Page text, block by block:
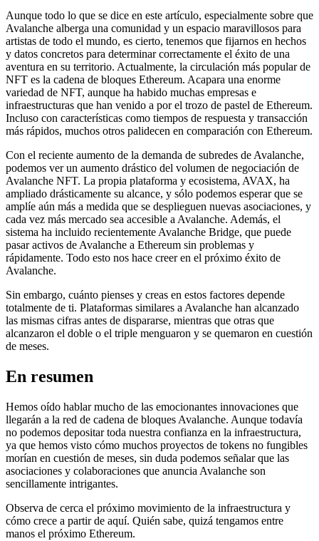
Aunque todo lo que se dice en este artículo, especialmente sobre que
Avalanche alberga una comunidad y un espacio maravillosos para
artistas de todo el mundo, es cierto, tenemos que fijarnos en hechos
y datos concretos para determinar correctamente el éxito de una
aventura en su territorio. Actualmente, la circulación más popular de
NFT es la cadena de bloques Ethereum. Acapara una enorme
variedad de NFT, aunque ha habido muchas empresas e
infraestructuras que han venido a por el trozo de pastel de Ethereum.
Incluso con características como tiempos de respuesta y transacción
más rápidos, muchos otros palidecen en comparación con Ethereum.
Con el reciente aumento de la demanda de subredes de Avalanche,
podemos ver un aumento drástico del volumen de negociación de
Avalanche NFT. La propia plataforma y ecosistema, AVAX, ha
ampliado drásticamente su alcance, y sólo podemos esperar que se
amplíe aún más a medida que se desplieguen nuevas asociaciones, y
cada vez más mercado sea accesible a Avalanche. Además, el
sistema ha incluido recientemente Avalanche Bridge, que puede
pasar activos de Avalanche a Ethereum sin problemas y
rápidamente. Todo esto nos hace creer en el próximo éxito de
Avalanche.
Sin embargo, cuánto pienses y creas en estos factores depende
totalmente de ti. Plataformas similares a Avalanche han alcanzado
las mismas cifras antes de dispararse, mientras que otras que
alcanzaron el doble o el triple menguaron y se quemaron en cuestión
de meses.
En resumen
Hemos oído hablar mucho de las emocionantes innovaciones que
llegarán a la red de cadena de bloques Avalanche. Aunque todavía
no podemos depositar toda nuestra confianza en la infraestructura,
ya que hemos visto cómo muchos proyectos de tokens no fungibles
morían en cuestión de meses, sin duda podemos señalar que las
asociaciones y colaboraciones que anuncia Avalanche son
sencillamente intrigantes.
Observa de cerca el próximo movimiento de la infraestructura y
cómo crece a partir de aquí. Quién sabe, quizá tengamos entre
manos el próximo Ethereum.